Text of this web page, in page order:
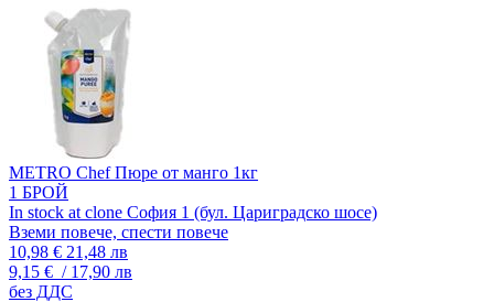
METRO Chef Пюре от манго 1кг
1 БРОЙ
In stock at clone София 1 (бул. Цариградско шосе)
Вземи повече, спести повече
10,98 € 21,48 лв
9,15 € / 17,90 лв
без ДДС